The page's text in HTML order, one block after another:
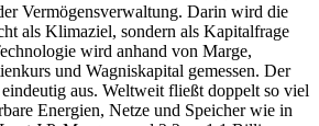
Vermögensverwaltung. Darin wird die
als Klimaziel, sondern als Kapitalfrage
wird anhand von Marge,
und Wagniskapital gemessen. Der
aus. Weltweit fließt doppelt so viel
Energien, Netze und Speicher wie in